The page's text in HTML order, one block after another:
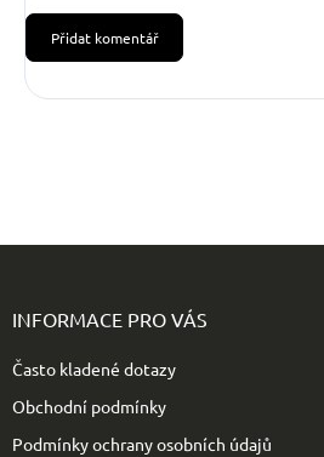
Přidat komentář
INFORMACE PRO VÁS
Často kladené dotazy
Obchodní podmínky
Podmínky ochrany osobních údajů